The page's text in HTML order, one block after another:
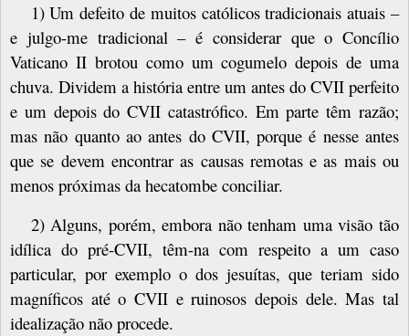
1) Um defeito de muitos católicos tradicionais atuais –
e julgo-me tradicional – é considerar que o Concílio
Vaticano II brotou como um cogumelo depois de uma
chuva. Dividem a história entre um antes do CVII perfeito
e um depois do CVII catastrófico. Em parte têm razão;
mas não quanto ao antes do CVII, porque é nesse antes
que se devem encontrar as causas remotas e as mais ou
menos próximas da hecatombe conciliar.
2) Alguns, porém, embora não tenham uma visão tão
idílica do pré-CVII, têm-na com respeito a um caso
particular, por exemplo o dos jesuítas, que teriam sido
magníficos até o CVII e ruinosos depois dele. Mas tal
idealização não procede.